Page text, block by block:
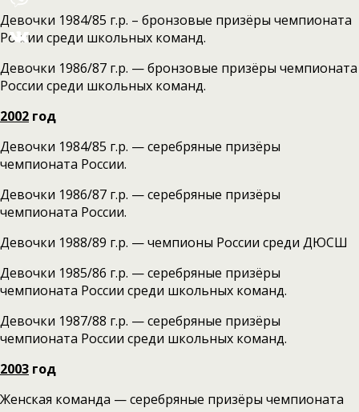
Девочки 1984/85 г.р. – бронзовые призёры чемпионата
России среди школьных команд.
Девочки 1986/87 г.р. — бронзовые призёры чемпионата
России среди школьных команд.
2002 год
Девочки 1984/85 г.р. — серебряные призёры
чемпионата России.
Девочки 1986/87 г.р. — серебряные призёры
чемпионата России.
Девочки 1988/89 г.р. — чемпионы России среди ДЮСШ
Девочки 1985/86 г.р. — серебряные призёры
чемпионата России среди школьных команд.
Девочки 1987/88 г.р. — серебряные призёры
чемпионата России среди школьных команд.
2003 год
Женская команда — серебряные призёры чемпионата